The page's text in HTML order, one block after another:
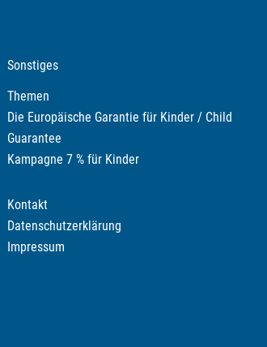
Sonstiges
Themen
Die Europäische Garantie für Kinder / Child
Guarantee
Kampagne 7 % für Kinder
Kontakt
Datenschutzerklärung
Impressum